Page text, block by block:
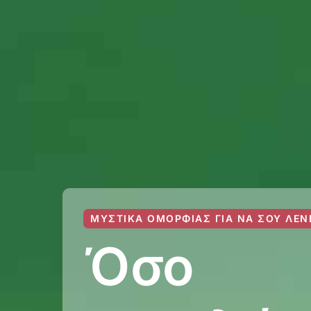
ΜΥΣΤΙΚΆ ΟΜΟΡΦΙΆΣ ΓΙΑ ΝΑ ΣΟΥ
Όσο